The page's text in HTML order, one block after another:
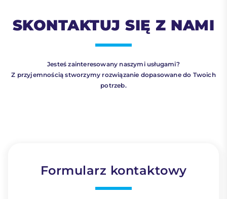
SKONTAKTUJ SIĘ Z NAMI
Jesteś zainteresowany naszymi usługami?
Z przyjemnością stworzymy rozwiązanie dopasowane do Twoich
potrzeb.
Formularz kontaktowy